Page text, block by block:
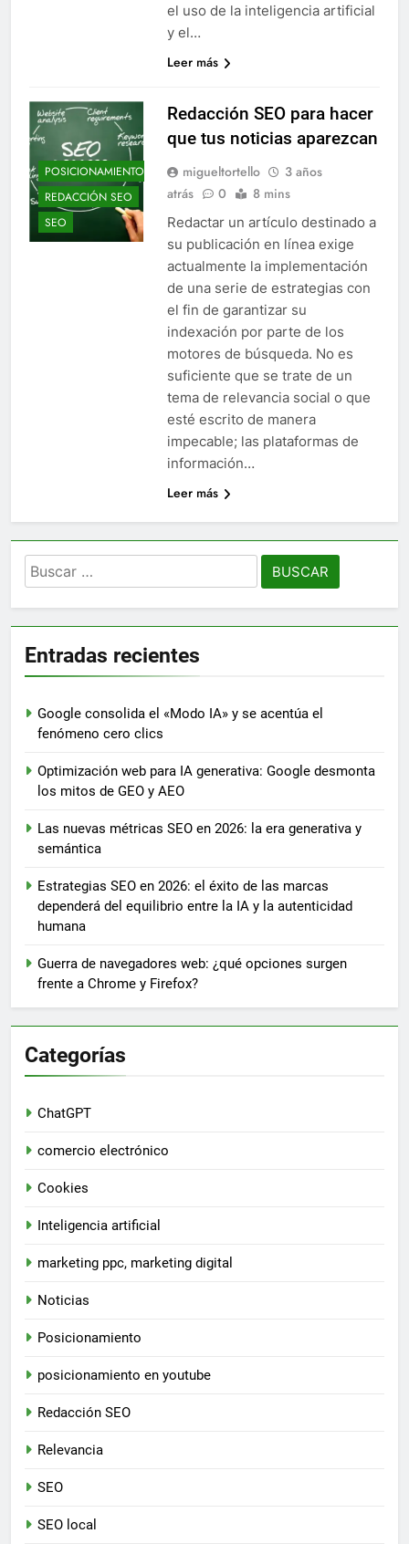
el uso de la inteligencia artificial
y el…
Leer más
POSICIONAMIENTO
REDACCIÓN SEO
SEO
Redacción SEO para hacer
que tus noticias aparezcan
migueltortello
3 años
atrás
0 8 mins
Redactar un artículo destinado a
su publicación en línea exige
actualmente la implementación
de una serie de estrategias con
el fin de garantizar su
indexación por parte de los
motores de búsqueda. No es
suficiente que se trate de un
tema de relevancia social o que
esté escrito de manera
impecable; las plataformas de
información…
Leer más
Buscar:
Entradas recientes
Google consolida el «Modo IA» y se acentúa el
fenómeno cero clics
Optimización web para IA generativa: Google desmonta
los mitos de GEO y AEO
Las nuevas métricas SEO en 2026: la era generativa y
semántica
Estrategias SEO en 2026: el éxito de las marcas
dependerá del equilibrio entre la IA y la autenticidad
humana
Guerra de navegadores web: ¿qué opciones surgen
frente a Chrome y Firefox?
Categorías
ChatGPT
comercio electrónico
Cookies
Inteligencia artificial
marketing ppc, marketing digital
Noticias
Posicionamiento
posicionamiento en youtube
Redacción SEO
Relevancia
SEO
SEO local